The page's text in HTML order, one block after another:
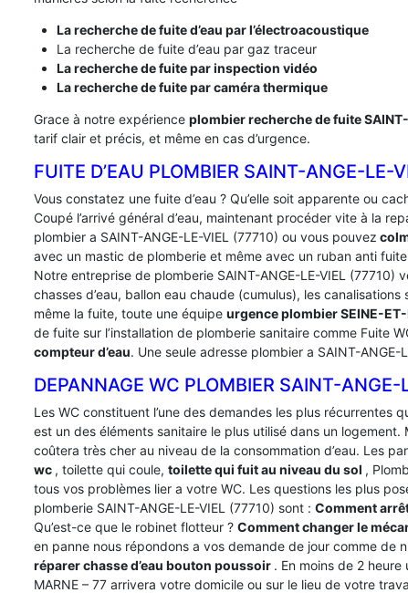
La recherche de fuite d’eau par l’électroacoustique
La recherche de fuite d’eau par gaz traceur
La recherche de fuite par inspection vidéo
La recherche de fuite par caméra thermique
Grace à notre expérience plombier recherche de fuite
tarif clair et précis, et même en cas d’urgence.
FUITE D’EAU PLOMBIER SAINT-ANGE-LE-
Vous constatez une fuite d’eau ? Qu’elle soit apparente ou
Coupé l’arrivé général d’eau, maintenant procéder vite à la
plombier a SAINT-ANGE-LE-VIEL (77710) ou vous pouvez
avec un mastic de plomberie et même avec un ruban anti
Notre entreprise de plomberie SAINT-ANGE-LE-VIEL (77710)
chasses d’eau, ballon eau chaude (cumulus), les
même la fuite, toute une équipe urgence plombier SEINE-
de fuite sur l’installation de plomberie sanitaire comme Fuite
compteur d’eau. Une seule adresse plombier a SAINT-ANGE-
DEPANNAGE WC PLOMBIER SAINT-ANGE-
Les WC constituent l’une des demandes les plus récurrentes
est un des éléments sanitaire le plus utilisé dans un logement.
coûtera très cher au niveau de la consommation d’eau. Les
wc , toilette qui coule, toilette qui fuit au niveau du sol ,
tous vos problèmes lier a votre WC. Les questions les plus
plomberie SAINT-ANGE-LE-VIEL (77710) sont : Comment
Qu’est-ce que le robinet flotteur ? Comment changer le
en panne nous répondons a vos demande de jour comme de
réparer chasse d’eau bouton poussoir . En moins de 2 heure
MARNE – 77 arrivera votre domicile ou sur le lieu de votre